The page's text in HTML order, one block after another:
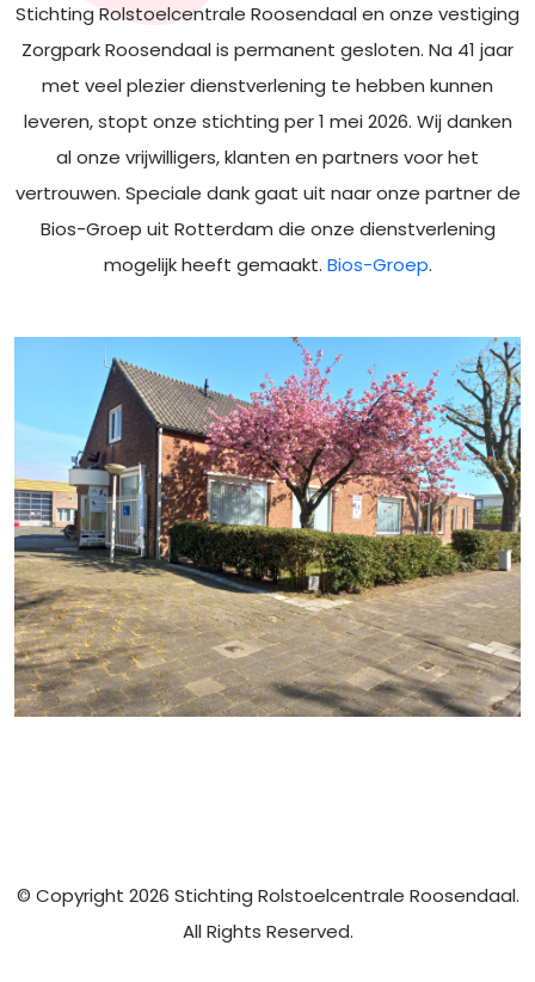
Stichting Rolstoelcentrale Roosendaal en onze vestiging
Zorgpark Roosendaal is permanent gesloten. Na 41 jaar
met veel plezier dienstverlening te hebben kunnen
leveren, stopt onze stichting per 1 mei 2026. Wij danken
al onze vrijwilligers, klanten en partners voor het
vertrouwen. Speciale dank gaat uit naar onze partner de
Bios-Groep uit Rotterdam die onze dienstverlening
mogelijk heeft gemaakt. Bios-Groep.
© Copyright 2026 Stichting Rolstoelcentrale Roosendaal.
All Rights Reserved.